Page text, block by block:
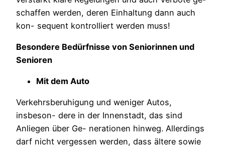
schaffen werden, deren Einhaltung dann auch
kon- sequent kontrolliert werden muss!
Besondere Bedürfnisse von Seniorinnen und
Senioren
Mit dem Auto
Verkehrsberuhigung und weniger Autos,
insbeson- dere in der Innenstadt, das sind
Anliegen über Ge- nerationen hinweg. Allerdings
darf nicht vergessen werden, dass ältere sowie